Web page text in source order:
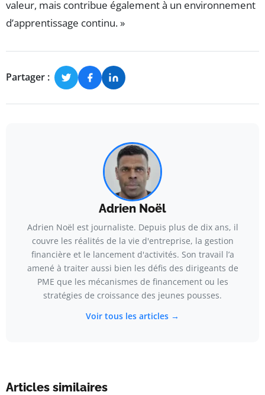
valeur, mais contribue également à un environnement
d’apprentissage continu. »
Partager :
Adrien Noël
Adrien Noël est journaliste. Depuis plus de dix ans, il
couvre les réalités de la vie d'entreprise, la gestion
financière et le lancement d'activités. Son travail l’a
amené à traiter aussi bien les défis des dirigeants de
PME que les mécanismes de financement ou les
stratégies de croissance des jeunes pousses.
Voir tous les articles →
Articles similaires